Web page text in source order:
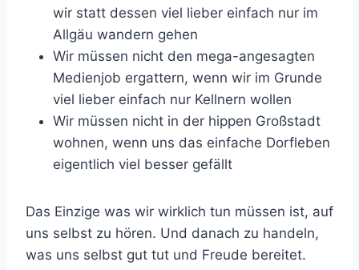
wir statt dessen viel lieber einfach nur im
Allgäu wandern gehen
Wir müssen nicht den mega-angesagten
Medienjob ergattern, wenn wir im Grunde
viel lieber einfach nur Kellnern wollen
Wir müssen nicht in der hippen Großstadt
wohnen, wenn uns das einfache Dorfleben
eigentlich viel besser gefällt
Das Einzige was wir wirklich tun müssen ist, auf
uns selbst zu hören. Und danach zu handeln,
was uns selbst gut tut und Freude bereitet.